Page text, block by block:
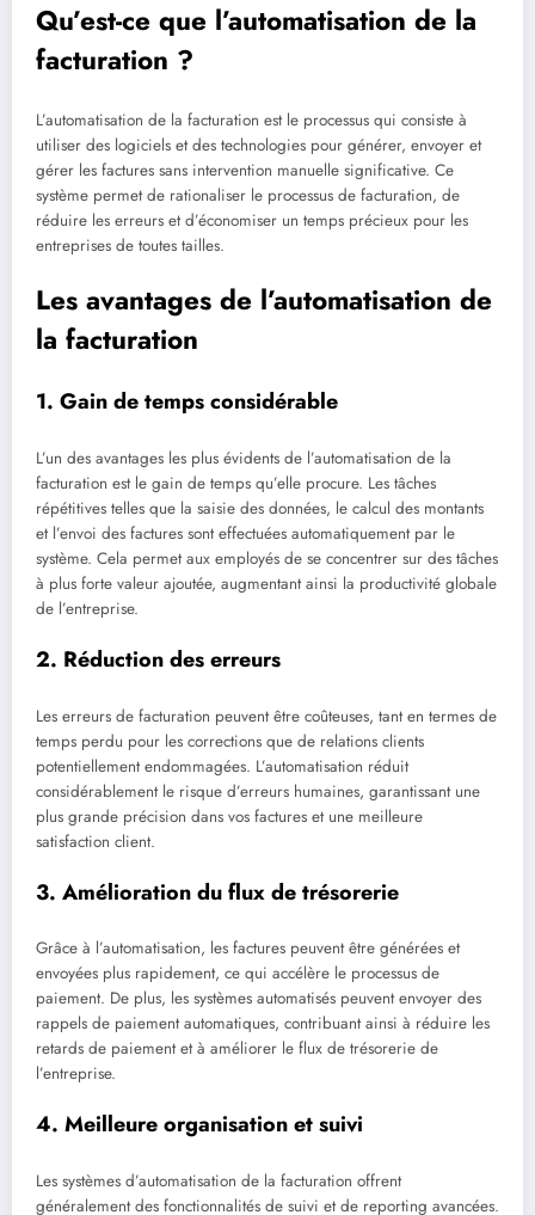
Qu’est-ce que l’automatisation de la
facturation ?
L’automatisation de la facturation est le processus qui consiste à
utiliser des logiciels et des technologies pour générer, envoyer et
gérer les factures sans intervention manuelle significative. Ce
système permet de rationaliser le processus de facturation, de
réduire les erreurs et d’économiser un temps précieux pour les
entreprises de toutes tailles.
Les avantages de l’automatisation de
la facturation
1. Gain de temps considérable
L’un des avantages les plus évidents de l’automatisation de la
facturation est le gain de temps qu’elle procure. Les tâches
répétitives telles que la saisie des données, le calcul des montants
et l’envoi des factures sont effectuées automatiquement par le
système. Cela permet aux employés de se concentrer sur des tâches
à plus forte valeur ajoutée, augmentant ainsi la productivité globale
de l’entreprise.
2. Réduction des erreurs
Les erreurs de facturation peuvent être coûteuses, tant en termes de
temps perdu pour les corrections que de relations clients
potentiellement endommagées. L’automatisation réduit
considérablement le risque d’erreurs humaines, garantissant une
plus grande précision dans vos factures et une meilleure
satisfaction client.
3. Amélioration du flux de trésorerie
Grâce à l’automatisation, les factures peuvent être générées et
envoyées plus rapidement, ce qui accélère le processus de
paiement. De plus, les systèmes automatisés peuvent envoyer des
rappels de paiement automatiques, contribuant ainsi à réduire les
retards de paiement et à améliorer le flux de trésorerie de
l’entreprise.
4. Meilleure organisation et suivi
Les systèmes d’automatisation de la facturation offrent
généralement des fonctionnalités de suivi et de reporting avancées.